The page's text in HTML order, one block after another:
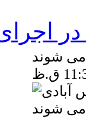
می شوند